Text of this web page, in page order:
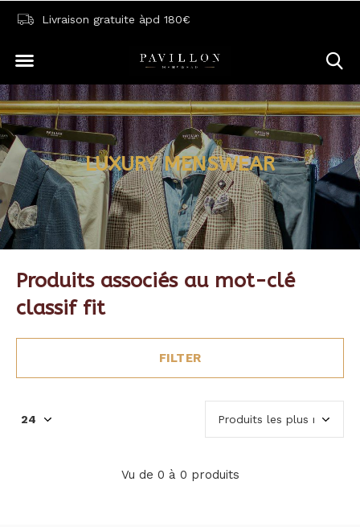
Livraison gratuite àpd 180€
LUXURY MENSWEAR
Produits associés au mot-clé
classif fit
FILTER
Vu de 0 à 0 produits